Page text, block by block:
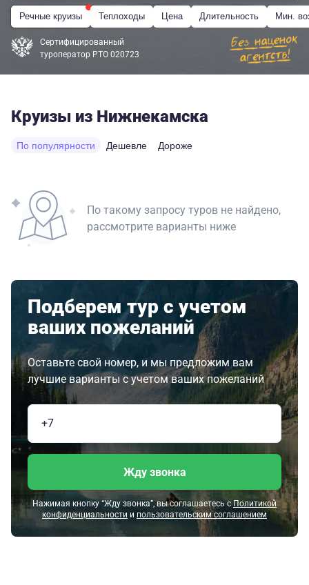
Речные круизы Теплоходы Цена Длительность Мин.
Сертифицированный
туроператор РТО 020723
Круизы из Нижнекамска
По популярности Дешевле Дороже
По такому запросу туров не найдено,
рассмотрите варианты ниже
Подберем тур с учетом
ваших пожеланий
Оставьте свой номер, и мы предложим вам
лучшие варианты с учетом ваших пожеланий
Жду звонка
Нажимая кнопку “Жду звонка”, вы соглашаетесь с Политикой
конфиденциальности и пользовательским соглашением